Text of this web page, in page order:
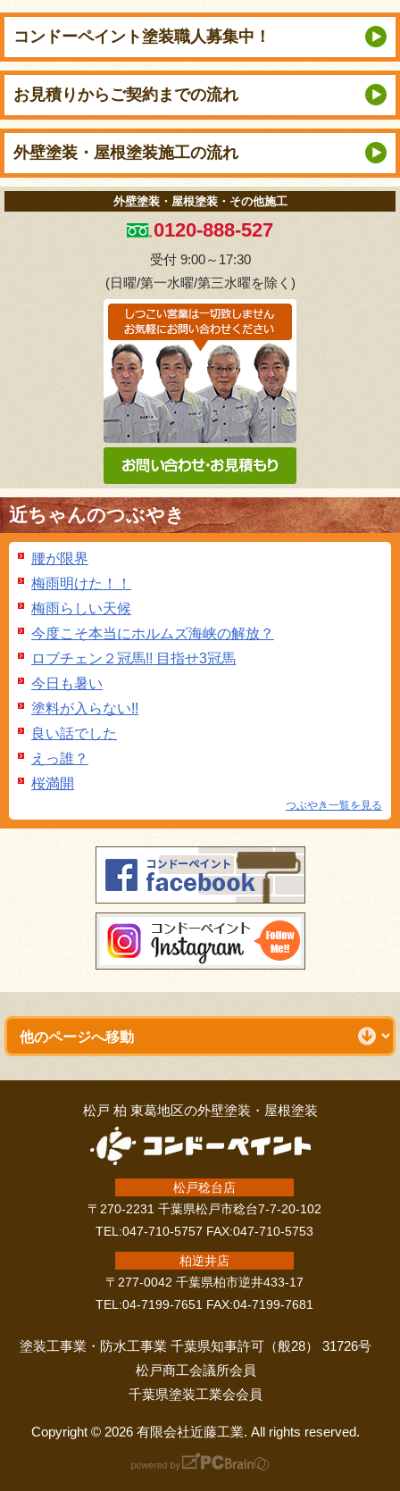
コンドーペイント塗装職人募集中！
お見積りから ご契約までの流れ
外壁塗装・屋根塗装施工の流れ
外壁塗装・屋根塗装・その他施工
0120-888-527
受付 9:00～17:30
(日曜/第一水曜/第三水曜を除く)
近ちゃんのつぶやき
腰が限界
梅雨明けた！！
梅雨らしい天候
今度こそ本当にホルムズ海峡の解放？
ロブチェン２冠馬!! 目指せ3冠馬
今日も暑い
塗料が入らない!!
良い話でした
えっ誰？
桜満開
つぶやき一覧を見る
松戸 柏 東葛地区の外壁塗装・屋根塗装
松戸稔台店
〒270-2231 千葉県松戸市稔台7-7-20-102
TEL:047-710-5757 FAX:047-710-5753
柏逆井店
〒277-0042 千葉県柏市逆井433-17
TEL:04-7199-7651 FAX:04-7199-7681
塗装工事業・防水工事業 千葉県知事許可（般28） 31726号
松戸商工会議所会員
千葉県塗装工業会会員
Copyright © 2026 有限会社近藤工業. All rights reserved.